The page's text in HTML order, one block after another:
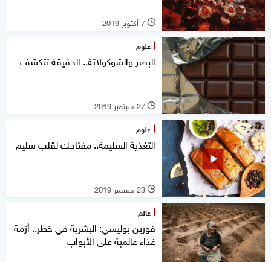
l 7 أكتوبر 2019
علوم
البصر والشوكولاتة.. الحقيقة تتكشف
l 27 سبتمبر 2019
علوم
التغذية السليمة.. مفتاحك لقلب سليم
l 23 سبتمبر 2019
عالم
فورين بوليسي: البشرية في خطر.. أزمة
غذاء عالمية على الأبواب